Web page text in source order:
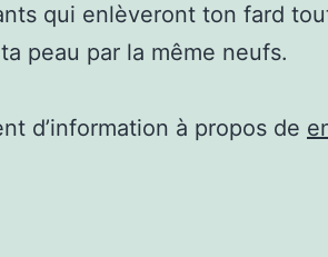
qui enlèveront ton fard
peau par la même neufs.
d’information à propos de